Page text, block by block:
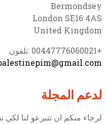
Bermondsey
London SE16 4AS
United Kingdom
+00447776060021 :تلفون
لدعم المجلة
لرجاء منكم ان تتبرعو لنا